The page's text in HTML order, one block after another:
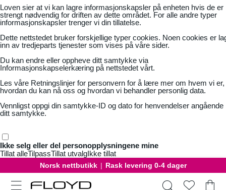
Loven sier at vi kan lagre informasjonskapsler på enheten hvis de er
strengt nødvendig for driften av dette området. For alle andre typer
informasjonskapsler trenger vi din tillatelse.
Dette nettstedet bruker forskjellige typer cookies. Noen cookies er
inn av tredjeparts tjenester som vises på våre sider.
Du kan endre eller oppheve ditt samtykke via
Informasjonskapselerkæring på nettstedet vårt.
Les våre Retningslinjer for personvern for å lære mer om hvem vi er,
hvordan du kan nå oss og hvordan vi behandler personlig data.
Vennligst oppgi din samtykke-ID og dato for henvendelser angående
ditt samtykke.
Ikke selg eller del personopplysningene mine
Tillat alleTilpassTillat utvalgIkke tillat
Gratis bytte 30 dager åpent kjøp